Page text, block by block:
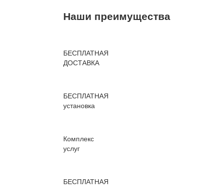
Наши преимущества
БЕСПЛАТНАЯ
ДОСТАВКА
БЕСПЛАТНАЯ
установка
Комплекс
услуг
БЕСПЛАТНАЯ